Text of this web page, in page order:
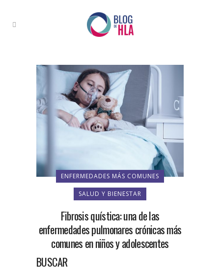
ENFERMEDADES MÁS COMUNES
SALUD Y BIENESTAR
Fibrosis quística: una de las
enfermedades pulmonares crónicas más
comunes en niños y adolescentes
BUSCAR